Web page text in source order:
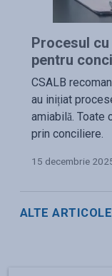
Procesul
pentru
CSALB
au inițiat
amiabilă. Toate
prin conciliere.
15 decembrie
ALTE ARTICOLE